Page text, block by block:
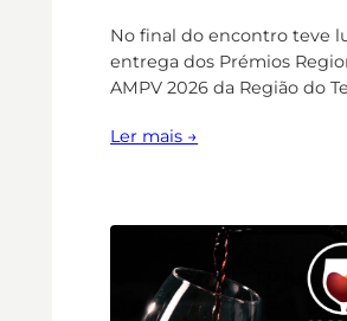
No final do encontro teve
entrega dos Prémios
AMPV 2026 da Região do
Ler mais →